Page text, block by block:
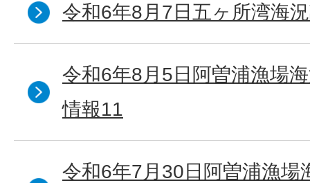
令和6年8月7日五ヶ所湾海
令和6年8月5日阿曽浦漁場
情報11
令和6年7月30日阿曽浦漁場